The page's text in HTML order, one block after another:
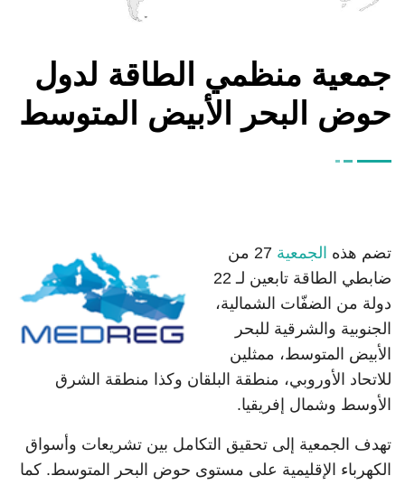
جمعية منظمي الطاقة لدول
حوض البحر الأبيض المتوسط
تضم هذه الجمعية
27 من
ضابطي الطاقة تابعين لـ 22
دولة من الضفّات الشمالية،
الجنوبية والشرقية للبحر
الأبيض المتوسط، ممثلين
للاتحاد الأوروبي، منطقة البلقان وكذا منطقة الشرق
الأوسط وشمال إفريقيا.
تهدف الجمعية إلى تحقيق التكامل بين تشريعات وأسواق
الكهرباء الإقليمية على مستوى حوض البحر المتوسط. كما